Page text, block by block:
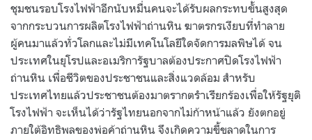
ชุมชนรอบโรงไฟฟ้าอีกนับหมื่นคนจะได้รับผลกระทบขั้นสูงสุด
จากกระบวนการผลิตโรงไฟฟ้าถ่านหิน ฆาตรกรเงียบที่ทำลาย
ผู้คนมาแล้วทั่วโลกและไม่มีเทคโนโลยีใดจัดการมลพิษได้ จน
ประเทศในยุโรปและอเมริการัฐบาลต้องประกาศปิดโรงไฟฟ้า
ถ่านหิน เพื่อชีวิตของประชาชนและสิ่งแวดล้อม สำหรับ
ประเทศไทยแล้วประชาชนต้องมาตรากตรำเรียกร้องเพื่อให้รัฐยุติ
โรงไฟฟ้า จะเห็นได้ว่ารัฐไทยนอกจากไม่ก้าหน้าแล้ว ยังตกอยู่
ภายใต้อิทธิพลของพ่อค้าถ่านหิน จึงเกิดความขี้ขลาดในการ